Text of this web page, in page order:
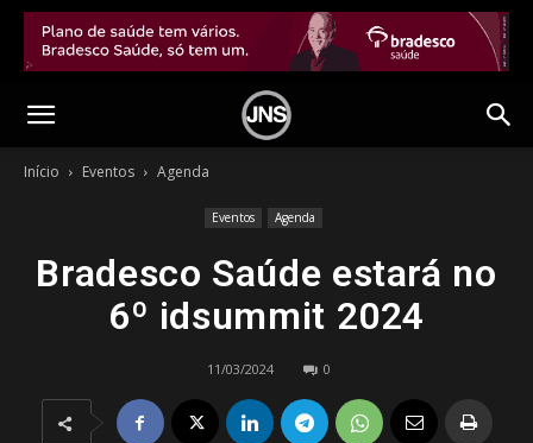
Início Eventos Agenda
Eventos Agenda
Bradesco Saúde estará no
6º idsummit 2024
11/03/2024 0